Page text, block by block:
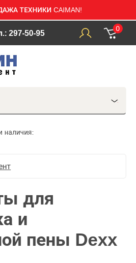
ТЕХНИКИ CAIMAN!
297-50-95
0
наличия:
для
и
пены Dexx